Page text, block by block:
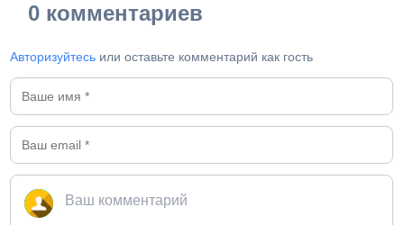
0 комментариев
Авторизуйтесь или оставьте комментарий как гость